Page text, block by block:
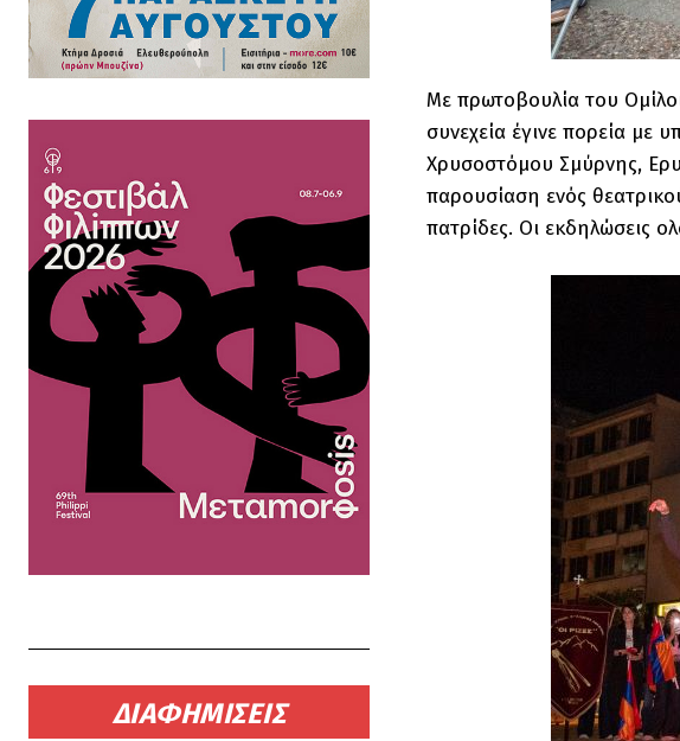
ΔΙΑΦΗΜΙΣΕΙΣ
Με πρωτοβουλία του
συνεχεία έγινε πορεία με
Χρυσοστόμου Σμύρνης,
παρουσίαση ενός
πατρίδες. Οι εκδηλώσεις